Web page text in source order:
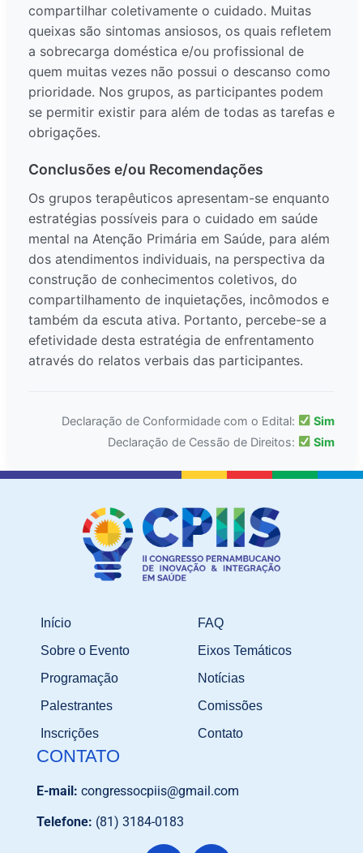
compartilhar coletivamente o cuidado. Muitas
queixas são sintomas ansiosos, os quais refletem
a sobrecarga doméstica e/ou profissional de
quem muitas vezes não possui o descanso como
prioridade. Nos grupos, as participantes podem
se permitir existir para além de todas as tarefas e
obrigações.
Conclusões e/ou Recomendações
Os grupos terapêuticos apresentam-se enquanto
estratégias possíveis para o cuidado em saúde
mental na Atenção Primária em Saúde, para além
dos atendimentos individuais, na perspectiva da
construção de conhecimentos coletivos, do
compartilhamento de inquietações, incômodos e
também da escuta ativa. Portanto, percebe-se a
efetividade desta estratégia de enfrentamento
através do relatos verbais das participantes.
Declaração de Conformidade com o Edital:
Sim
Declaração de Cessão de Direitos:
Sim
Início
Sobre o Evento
Programação
Palestrantes
Inscrições
FAQ
Eixos Temáticos
Notícias
Comissões
Contato
CONTATO
E-mail: congressocpiis@gmail.com
Telefone: (81) 3184-0183